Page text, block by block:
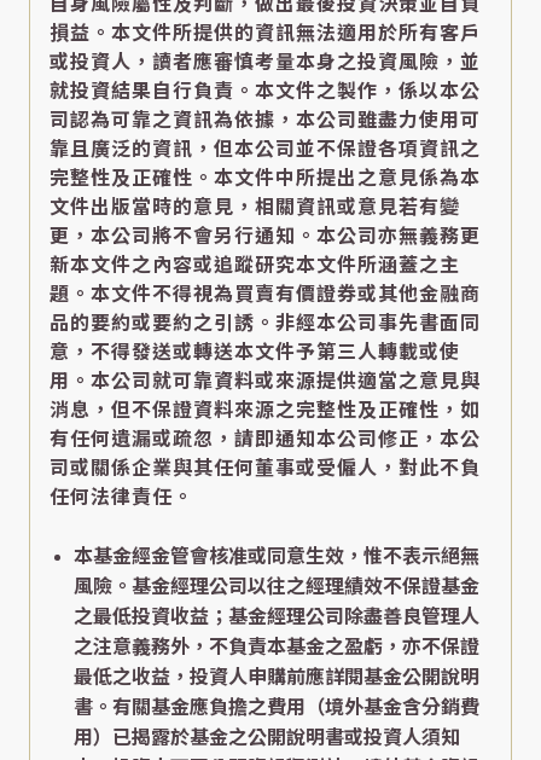
損益。本文件所提供的資訊無法適用於所有客戶
或投資人，讀者應審慎考量本身之投資風險，並
就投資結果自行負責。本文件之製作，係以本公
司認為可靠之資訊為依據，本公司雖盡力使用可
靠且廣泛的資訊，但本公司並不保證各項資訊之
完整性及正確性。本文件中所提出之意見係為本
文件出版當時的意見，相關資訊或意見若有變
更，本公司將不會另行通知。本公司亦無義務更
新本文件之內容或追蹤研究本文件所涵蓋之主
題。本文件不得視為買賣有價證券或其他金融商
品的要約或要約之引誘。非經本公司事先書面同
意，不得發送或轉送本文件予第三人轉載或使
用。本公司就可靠資料或來源提供適當之意見與
消息，但不保證資料來源之完整性及正確性，如
有任何遺漏或疏忽，請即通知本公司修正，本公
司或關係企業與其任何董事或受僱人，對此不負
任何法律責任。
本基金經金管會核准或同意生效，惟不表示絕無
風險。基金經理公司以往之經理績效不保證基金
之最低投資收益；基金經理公司除盡善良管理人
之注意義務外，不負責本基金之盈虧，亦不保證
最低之收益，投資人申購前應詳閱基金公開說明
書。有關基金應負擔之費用（境外基金含分銷費
用）已揭露於基金之公開說明書或投資人須知